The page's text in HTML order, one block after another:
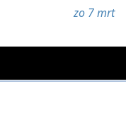
zo 7 mrt